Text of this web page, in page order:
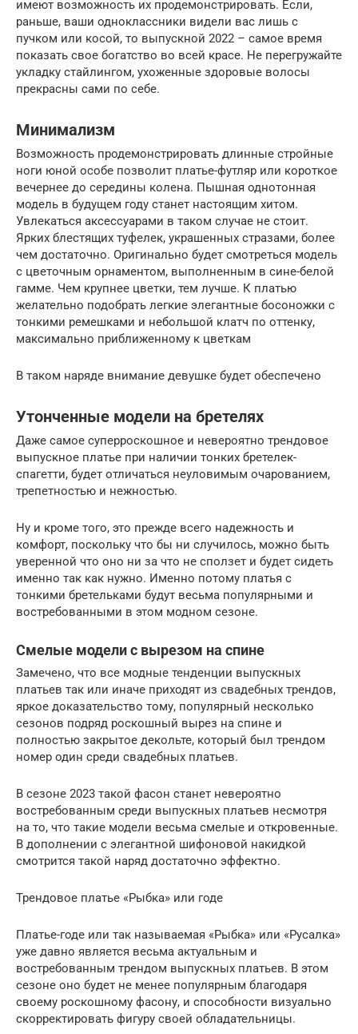
имеют возможность их продемонстрировать. Если,
раньше, ваши одноклассники видели вас лишь с
пучком или косой, то выпускной 2022 – самое время
показать свое богатство во всей красе. Не перегружайте
укладку стайлингом, ухоженные здоровые волосы
прекрасны сами по себе.
Минимализм
Возможность продемонстрировать длинные стройные
ноги юной особе позволит платье-футляр или короткое
вечернее до середины колена. Пышная однотонная
модель в будущем году станет настоящим хитом.
Увлекаться аксессуарами в таком случае не стоит.
Ярких блестящих туфелек, украшенных стразами, более
чем достаточно. Оригинально будет смотреться модель
с цветочным орнаментом, выполненным в сине-белой
гамме. Чем крупнее цветки, тем лучше. К платью
желательно подобрать легкие элегантные босоножки с
тонкими ремешками и небольшой клатч по оттенку,
максимально приближенному к цветкам
В таком наряде внимание девушке будет обеспечено
Утонченные модели на бретелях
Даже самое суперроскошное и невероятно трендовое
выпускное платье при наличии тонких бретелек-
спагетти, будет отличаться неуловимым очарованием,
трепетностью и нежностью.
Ну и кроме того, это прежде всего надежность и
комфорт, поскольку что бы ни случилось, можно быть
уверенной что оно ни за что не сползет и будет сидеть
именно так как нужно. Именно потому платья с
тонкими бретельками будут весьма популярными и
востребованными в этом модном сезоне.
Смелые модели с вырезом на спине
Замечено, что все модные тенденции выпускных
платьев так или иначе приходят из свадебных трендов,
яркое доказательство тому, популярный несколько
сезонов подряд роскошный вырез на спине и
полностью закрытое декольте, который был трендом
номер один среди свадебных платьев.
В сезоне 2023 такой фасон станет невероятно
востребованным среди выпускных платьев несмотря
на то, что такие модели весьма смелые и откровенные.
В дополнении с элегантной шифоновой накидкой
смотрится такой наряд достаточно эффектно.
Трендовое платье «Рыбка» или годе
Платье-годе или так называемая «Рыбка» или «Русалка»
уже давно является весьма актуальным и
востребованным трендом выпускных платьев. В этом
сезоне оно будет не менее популярным благодаря
своему роскошному фасону, и способности визуально
скорректировать фигуру своей обладательницы.